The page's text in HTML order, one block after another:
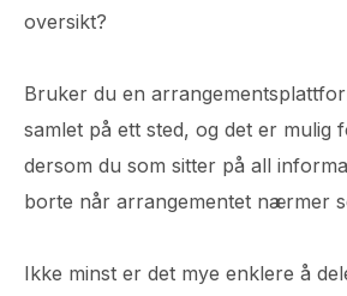
oversikt?
Bruker du en
samlet på ett sted, og det er mulig
dersom du som sitter på all
borte når arrangementet nærmer
Ikke minst er det mye enklere å